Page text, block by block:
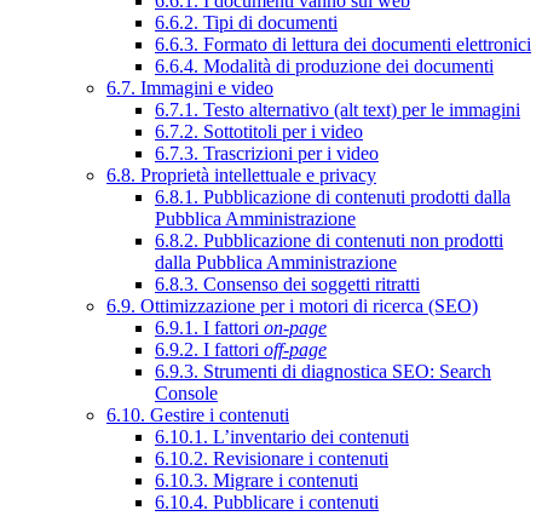
6.6.2. Tipi di documenti
6.6.3. Formato di lettura dei documenti elettronici
6.6.4. Modalità di produzione dei documenti
6.7. Immagini e video
6.7.1. Testo alternativo (alt text) per le immagini
6.7.2. Sottotitoli per i video
6.7.3. Trascrizioni per i video
6.8. Proprietà intellettuale e privacy
6.8.1. Pubblicazione di contenuti prodotti dalla
Pubblica Amministrazione
6.8.2. Pubblicazione di contenuti non prodotti
dalla Pubblica Amministrazione
6.8.3. Consenso dei soggetti ritratti
6.9. Ottimizzazione per i motori di ricerca (SEO)
6.9.1. I fattori on-page
6.9.2. I fattori off-page
6.9.3. Strumenti di diagnostica SEO: Search
Console
6.10. Gestire i contenuti
6.10.1. L’inventario dei contenuti
6.10.2. Revisionare i contenuti
6.10.3. Migrare i contenuti
6.10.4. Pubblicare i contenuti